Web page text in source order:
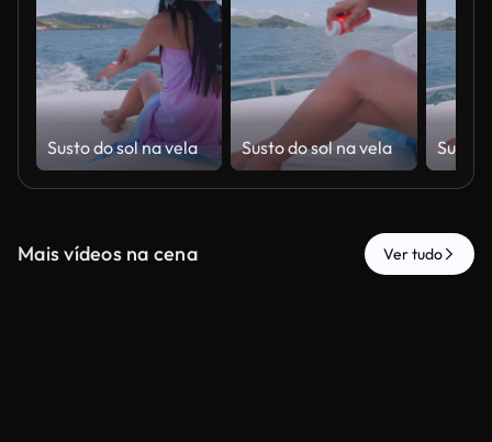
Susto do sol na vela Susto do sol na vela Susto
Mais vídeos na cena Ver tudo